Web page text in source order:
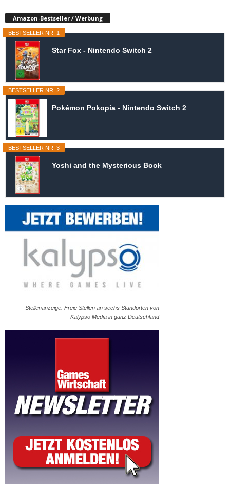
Amazon-Bestseller / Werbung
BESTSELLER NR. 1
Star Fox - Nintendo Switch 2
BESTSELLER NR. 2
Pokémon Pokopia - Nintendo Switch 2
BESTSELLER NR. 3
Yoshi and the Mysterious Book
Stellenanzeige: Freie Stellen an sechs Standorten von
Kalypso Media in ganz Deutschland